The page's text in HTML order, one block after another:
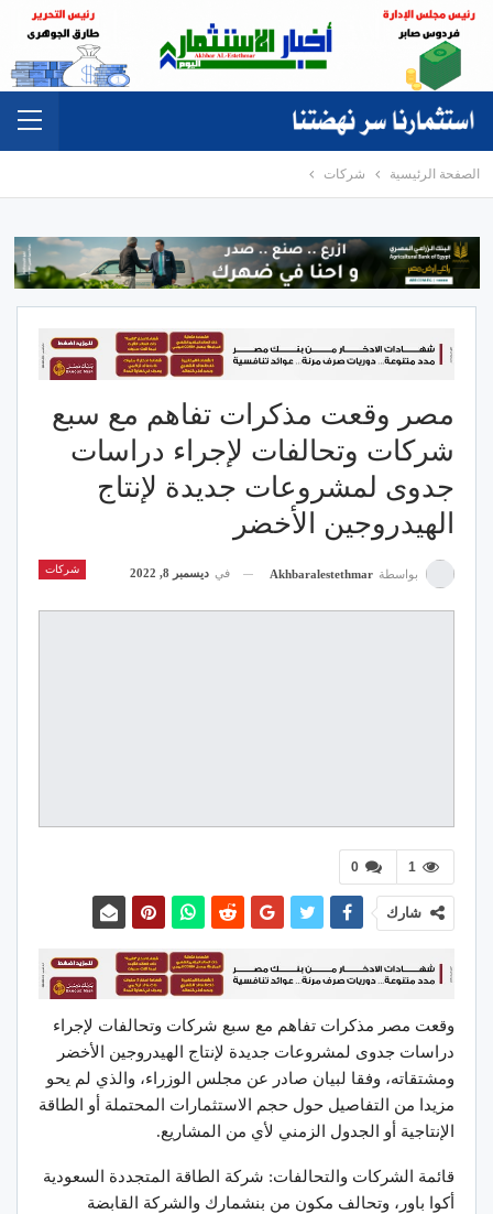
الصفحة الرئيسية شركات
مصر وقعت مذكرات تفاهم مع سبع
شركات وتحالفات لإجراء دراسات
جدوى لمشروعات جديدة لإنتاج
الهيدروجين الأخضر
شركات بواسطة Akhbaralestethmar في ديسمبر 8, 2022
0 1
شارك
وقعت مصر مذكرات تفاهم مع سبع شركات وتحالفات لإجراء
دراسات جدوى لمشروعات جديدة لإنتاج الهيدروجين الأخضر
ومشتقاته، وفقا لبيان صادر عن مجلس الوزراء، والذي لم يحو
مزيدا من التفاصيل حول حجم الاستثمارات المحتملة أو الطاقة
الإنتاجية أو الجدول الزمني لأي من المشاريع.
قائمة الشركات والتحالفات: شركة الطاقة المتجددة السعودية
أكوا باور، وتحالف مكون من بنشمارك والشركة القابضة